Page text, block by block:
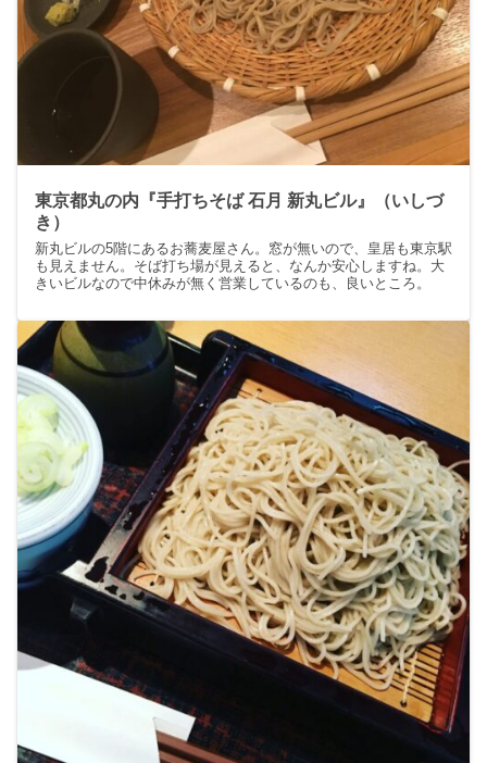
東京都丸の内『手打ちそば 石月 新丸ビル』（いしづ
き）
新丸ビルの5階にあるお蕎麦屋さん。窓が無いので、皇居も東京駅
も見えません。そば打ち場が見えると、なんか安心しますね。大
きいビルなので中休みが無く営業しているのも、良いところ。